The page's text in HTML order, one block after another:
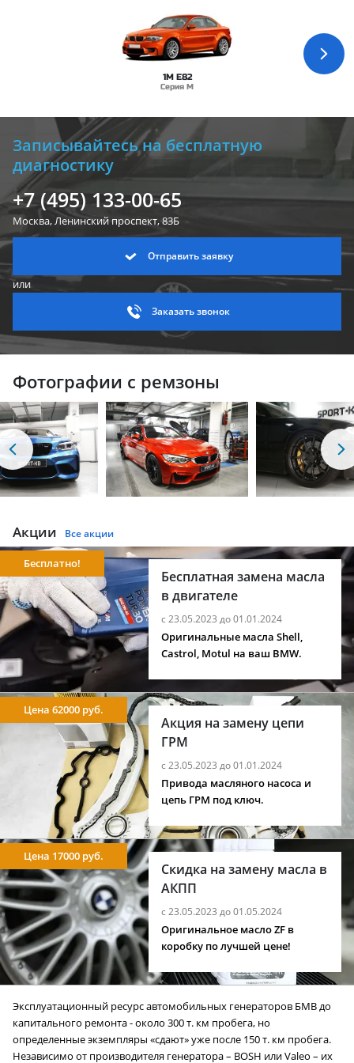
1M E82
Серия M
Записывайтесь на бесплатную
диагностику
+7 (495) 133-00-65
Москва, Ленинскийпроспект, 83Б
Отправить заявку
или
Заказать звонок
Фотографии с ремзоны
Акции Все акции
Бесплатная замена масла
в двигателе
с 23.05.2023 до 01.01.2024
Бесплатно!
Оригинальные масла Shell,
Castrol, Motul на ваш BMW.
Акция на замену цепи
ГРМ
с 23.05.2023 до 01.01.2024
Цена 62000 руб.
Привода масляного насоса и
цепь ГРМ под ключ.
Скидка на замену масла в
АКПП
с 23.05.2023 до 01.05.2024
Цена 17000 руб.
Оригинальное масло ZF в
коробку по лучшей цене!
Эксплуатационный ресурс автомобильных генераторов БМВ до
капитального ремонта - около 300 т. км пробега, но
определенные экземпляры «сдают» уже после 150 т. км пробега.
Независимо от производителя генератора – BOSH или Valeo – их